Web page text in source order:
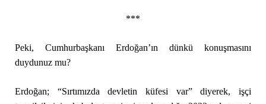
***
Peki, Cumhurbaşkanı Erdoğan’ın dünkü konuşmasını
duydunuz mu?
Erdoğan; “Sırtımızda devletin küfesi var” diyerek, işçi